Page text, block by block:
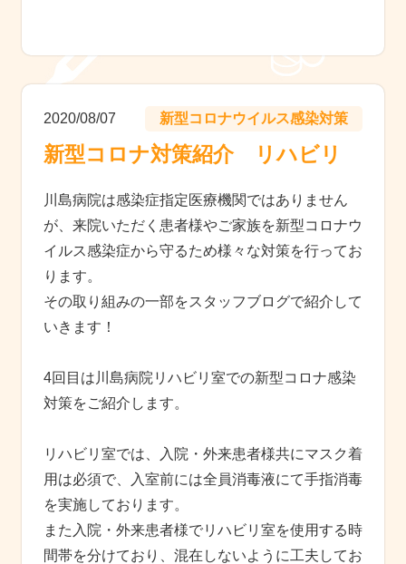
新型コロナウイルス感染対策
2020/08/07
新型コロナ対策紹介 リハビリ
川島病院は感染症指定医療機関ではありません
が、来院いただく患者様やご家族を新型コロナウ
イルス感染症から守るため様々な対策を行ってお
ります。
その取り組みの一部をスタッフブログで紹介して
いきます！
4回目は川島病院リハビリ室での新型コロナ感染
対策をご紹介します。
リハビリ室では、入院・外来患者様共にマスク着
用は必須で、入室前には全員消毒液にて手指消毒
を実施しております。
また入院・外来患者様でリハビリ室を使用する時
間帯を分けており、混在しないように工夫してお